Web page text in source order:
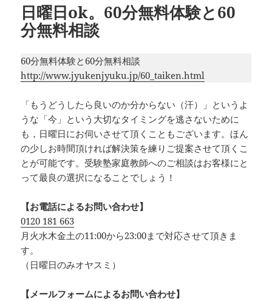
ー
日曜日ok。60分無料体験と60
分無料相談
60分無料体験と60分無料相談
http://www.jyukenjyuku.jp/60_taiken.html
‪「もうどうしたら良いのか分からない（汗）」というよ
うな「今」という大切なタイミングを逃さないために
も，日曜日にお伺いさせて頂くこともございます。ほん
の少しお時間頂ければ解決策を練りご提案させて頂くこ
とが可能です。受験塾家庭教師へのご相談はお客様にと
って最良の選択になることでしょう！
【お電話によるお問い合わせ】
0120 181 663
月火水木金土の11:00から23:00まで対応させて頂きま
す。
（日曜日のみオヤスミ）‪
【メールフォームによるお問い合わせ】